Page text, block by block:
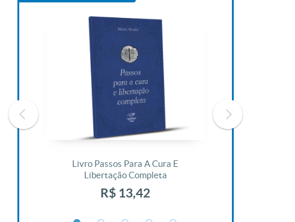
Livro Passos Para A Cura E
Libertação Completa
R$ 13,42